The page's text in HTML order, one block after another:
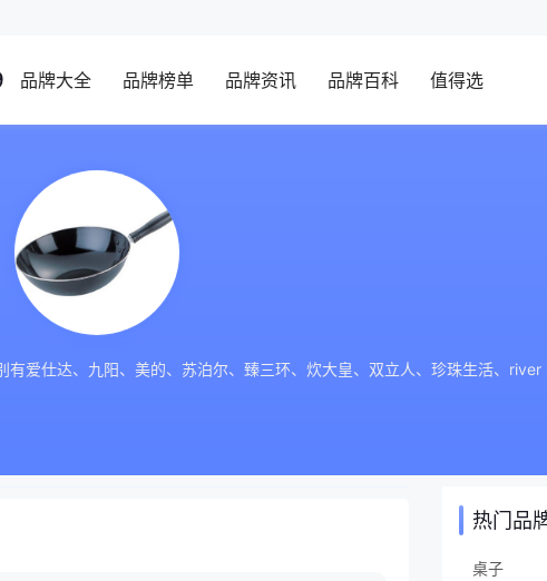
品牌大全 品牌榜单 品牌资讯 品牌百科 值得选
爱仕达、九阳、美的、苏泊尔、臻三环、炊大皇、双立人、珍珠生活、
热门品
桌子